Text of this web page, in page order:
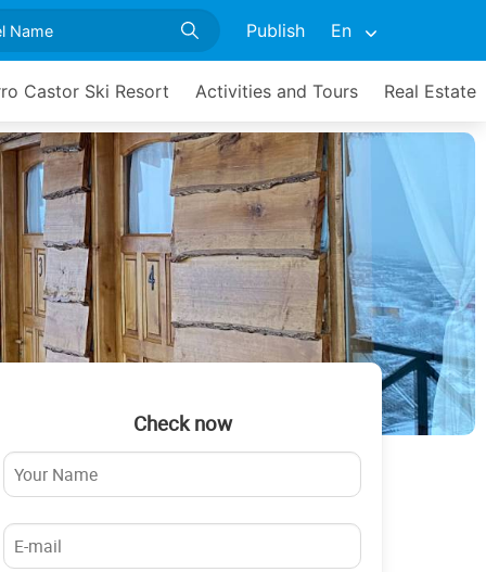
Publish En
Castor Ski Resort Activities and Tours Real Estate
Check now